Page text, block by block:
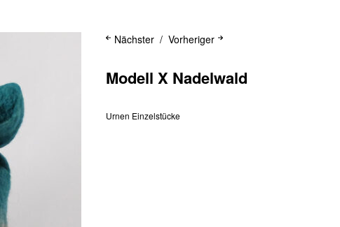
Vorheriger
Nächster
Modell X Nadelwald
Urnen Einzelstücke